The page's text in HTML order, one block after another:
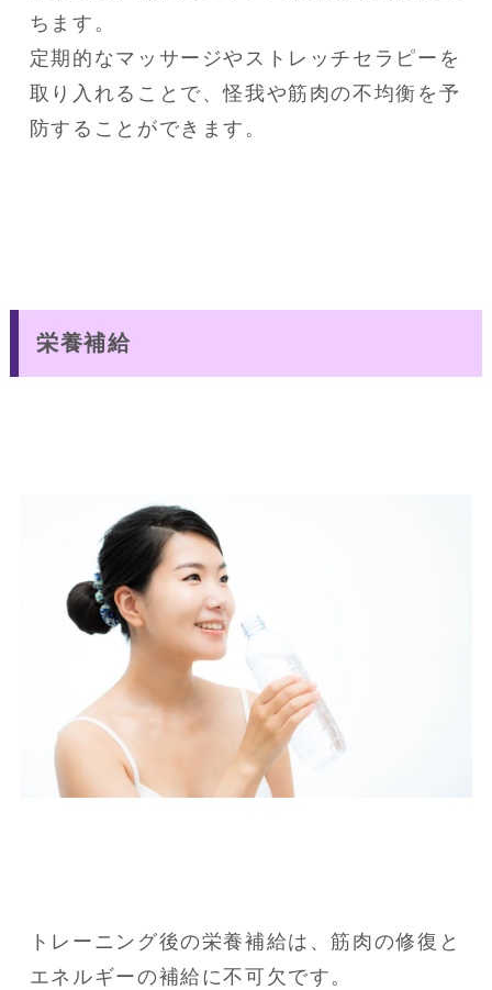
ちます。
定期的なマッサージやストレッチセラピーを
取り入れることで、怪我や筋肉の不均衡を予
防することができます。
栄養補給
トレーニング後の栄養補給は、筋肉の修復と
エネルギーの補給に不可欠です。